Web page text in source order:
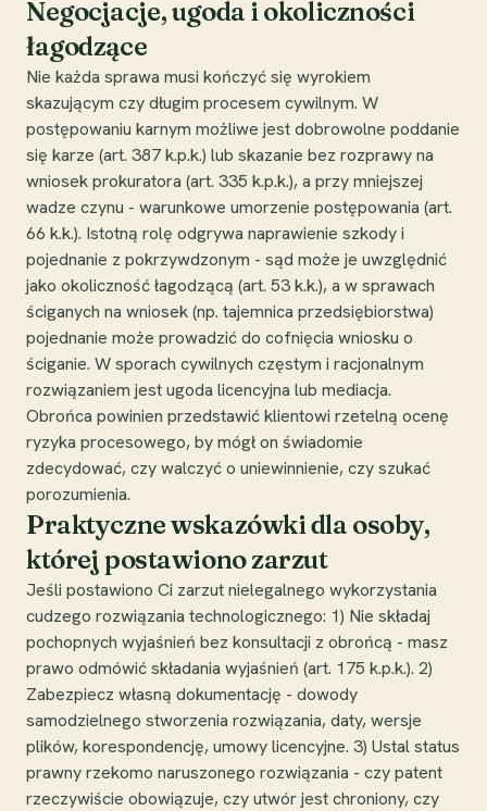
Negocjacje, ugoda i okoliczności
łagodzące
Nie każda sprawa musi kończyć się wyrokiem
skazującym czy długim procesem cywilnym. W
postępowaniu karnym możliwe jest dobrowolne poddanie
się karze (art. 387 k.p.k.) lub skazanie bez rozprawy na
wniosek prokuratora (art. 335 k.p.k.), a przy mniejszej
wadze czynu - warunkowe umorzenie postępowania (art.
66 k.k.). Istotną rolę odgrywa naprawienie szkody i
pojednanie z pokrzywdzonym - sąd może je uwzględnić
jako okoliczność łagodzącą (art. 53 k.k.), a w sprawach
ściganych na wniosek (np. tajemnica przedsiębiorstwa)
pojednanie może prowadzić do cofnięcia wniosku o
ściganie. W sporach cywilnych częstym i racjonalnym
rozwiązaniem jest ugoda licencyjna lub mediacja.
Obrońca powinien przedstawić klientowi rzetelną ocenę
ryzyka procesowego, by mógł on świadomie
zdecydować, czy walczyć o uniewinnienie, czy szukać
porozumienia.
Praktyczne wskazówki dla osoby,
której postawiono zarzut
Jeśli postawiono Ci zarzut nielegalnego wykorzystania
cudzego rozwiązania technologicznego: 1) Nie składaj
pochopnych wyjaśnień bez konsultacji z obrońcą - masz
prawo odmówić składania wyjaśnień (art. 175 k.p.k.). 2)
Zabezpiecz własną dokumentację - dowody
samodzielnego stworzenia rozwiązania, daty, wersje
plików, korespondencję, umowy licencyjne. 3) Ustal status
prawny rzekomo naruszonego rozwiązania - czy patent
rzeczywiście obowiązuje, czy utwór jest chroniony, czy